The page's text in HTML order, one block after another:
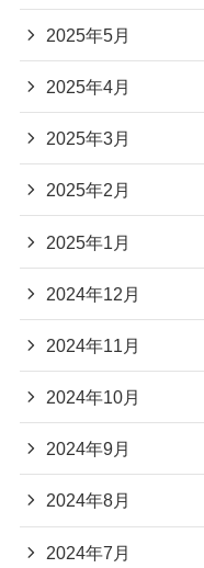
2025年5月
2025年4月
2025年3月
2025年2月
2025年1月
2024年12月
2024年11月
2024年10月
2024年9月
2024年8月
2024年7月